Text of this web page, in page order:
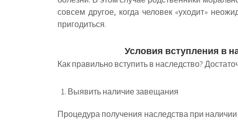
совсем другое, когда человек «уходит»
пригодиться.
Условия вступления в
Как правильно вступить в наследство?
Выявить наличие завещания
Процедура получения наследства при